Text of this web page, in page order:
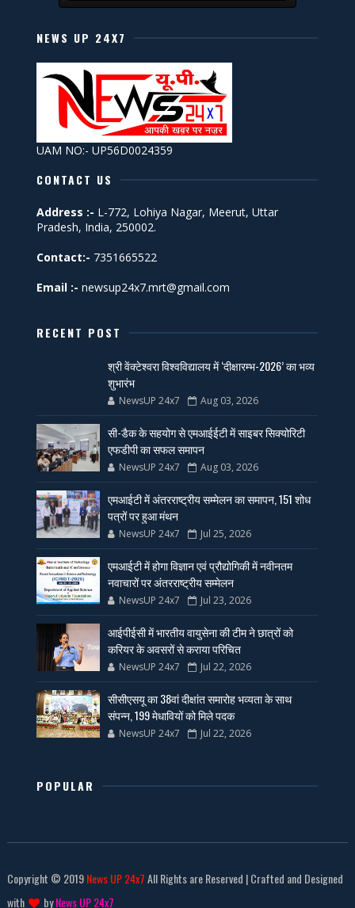
NEWS UP 24X7
UAM NO:- UP56D0024359
CONTACT US
Address :- L-772, Lohiya Nagar, Meerut, Uttar
Pradesh, India, 250002.
Contact:- 7351665522
Email :- newsup24x7.mrt@gmail.com
RECENT POST
श्री वेंक्टेश्वरा विश्वविद्यालय में ‘दीक्षारम्भ-2026’ का भव्य
शुभारंभ
NewsUP 24x7 Aug 03, 2026
सी-डैक के सहयोग से एमआईईटी में साइबर सिक्योरिटी
एफडीपी का सफल समापन
NewsUP 24x7 Aug 03, 2026
एमआईटी में अंतरराष्ट्रीय सम्मेलन का समापन, 151 शोध
पत्रों पर हुआ मंथन
NewsUP 24x7 Jul 25, 2026
एमआईटी में होगा विज्ञान एवं प्रौद्योगिकी में नवीनतम
नवाचारों पर अंतरराष्ट्रीय सम्मेलन
NewsUP 24x7 Jul 23, 2026
आईपीईसी में भारतीय वायुसेना की टीम ने छात्रों को
करियर के अवसरों से कराया परिचित
NewsUP 24x7 Jul 22, 2026
सीसीएसयू का 38वां दीक्षांत समारोह भव्यता के साथ
संपन्न, 199 मेधावियों को मिले पदक
NewsUP 24x7 Jul 22, 2026
POPULAR
Copyright © 2019News UP 24x7All Rights are Reserved | Crafted and Designed
with
byNews UP 24x7